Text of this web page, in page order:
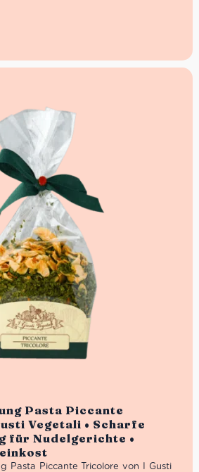
Pasta Piccante
Vegetali • Scharfe
für Nudelgerichte •
Pasta Piccante Tricolore von I Gusti